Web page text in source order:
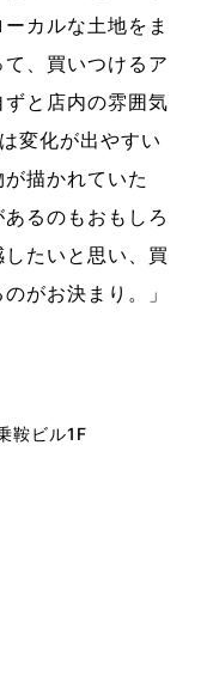
カルな土地をま
、買いつけるア
と店内の雰囲気
変化が出やすい
描かれていた
るのもおもしろ
たいと思い、買
がお決まり。」
鞍ビル1F